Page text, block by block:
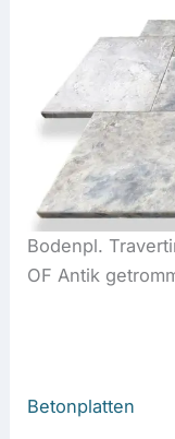
Bodenpl.
OF Antik
Betonplatten